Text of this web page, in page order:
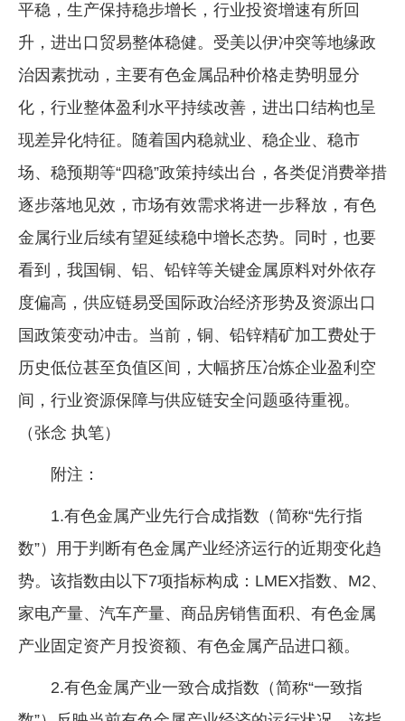
平稳，生产保持稳步增长，行业投资增速有所回
升，进出口贸易整体稳健。受美以伊冲突等地缘政
治因素扰动，主要有色金属品种价格走势明显分
化，行业整体盈利水平持续改善，进出口结构也呈
现差异化特征。随着国内稳就业、稳企业、稳市
场、稳预期等“四稳”政策持续出台，各类促消费举措
逐步落地见效，市场有效需求将进一步释放，有色
金属行业后续有望延续稳中增长态势。同时，也要
看到，我国铜、铝、铅锌等关键金属原料对外依存
度偏高，供应链易受国际政治经济形势及资源出口
国政策变动冲击。当前，铜、铅锌精矿加工费处于
历史低位甚至负值区间，大幅挤压冶炼企业盈利空
间，行业资源保障与供应链安全问题亟待重视。
（张念 执笔）
附注：
1.有色金属产业先行合成指数（简称“先行指
数”）用于判断有色金属产业经济运行的近期变化趋
势。该指数由以下7项指标构成：LMEX指数、M2、
家电产量、汽车产量、商品房销售面积、有色金属
产业固定资产月投资额、有色金属产品进口额。
2.有色金属产业一致合成指数（简称“一致指